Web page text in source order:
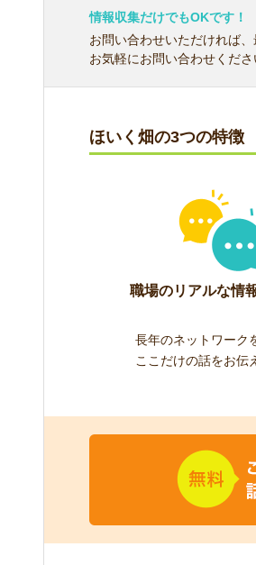
情報収集だけでもOKです！
お問い合わせいただければ
お気軽にお問い合わせくださ
ほいく畑の3つの特徴
職場のリアルな情
長年のネットワーク
ここだけの話をお伝